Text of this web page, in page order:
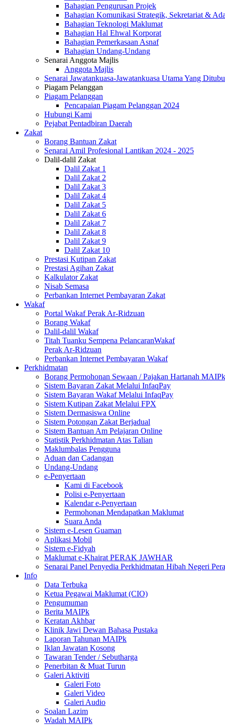
Bahagian Pengurusan Projek
Bahagian Komunikasi Strategik, Sekretariat &
Bahagian Teknologi Maklumat
Bahagian Hal Ehwal Korporat
Bahagian Pemerkasaan Asnaf
Bahagian Undang-Undang
Senarai Anggota Majlis
Anggota Majlis
Senarai Jawatankuasa-Jawatankuasa Utama Yang
Piagam Pelanggan
Piagam Pelanggan
Pencapaian Piagam Pelanggan 2024
Hubungi Kami
Pejabat Pentadbiran Daerah
Zakat
Borang Bantuan Zakat
Senarai Amil Profesional Lantikan 2024 - 2025
Dalil-dalil Zakat
Dalil Zakat 1
Dalil Zakat 2
Dalil Zakat 3
Dalil Zakat 4
Dalil Zakat 5
Dalil Zakat 6
Dalil Zakat 7
Dalil Zakat 8
Dalil Zakat 9
Dalil Zakat 10
Prestasi Kutipan Zakat
Prestasi Agihan Zakat
Kalkulator Zakat
Nisab Semasa
Perbankan Internet Pembayaran Zakat
Wakaf
Portal Wakaf Perak Ar-Ridzuan
Borang Wakaf
Dalil-dalil Wakaf
Titah Tuanku Sempena PelancaranWakaf
Perak Ar-Ridzuan
Perbankan Internet Pembayaran Wakaf
Perkhidmatan
Borang Permohonan Sewaan / Pajakan Hartanah MAIPk
Sistem Bayaran Zakat Melalui InfaqPay
Sistem Bayaran Wakaf Melalui InfaqPay
Sistem Kutipan Zakat Melalui FPX
Sistem Dermasiswa Online
Sistem Potongan Zakat Berjadual
Sistem Bantuan Am Pelajaran Online
Statistik Perkhidmatan Atas Talian
Maklumbalas Pengguna
Aduan dan Cadangan
Undang-Undang
e-Penyertaan
Kami di Facebook
Polisi e-Penyertaan
Kalendar e-Penyertaan
Permohonan Mendapatkan Maklumat
Suara Anda
Sistem e-Lesen Guaman
Aplikasi Mobil
Sistem e-Fidyah
Maklumat e-Khairat PERAK JAWHAR
Senarai Panel Penyedia Perkhidmatan Hibah Negeri
Info
Data Terbuka
Ketua Pegawai Maklumat (CIO)
Pengumuman
Berita MAIPk
Keratan Akhbar
Klinik Jawi Dewan Bahasa Pustaka
Laporan Tahunan MAIPk
Iklan Jawatan Kosong
Tawaran Tender / Sebutharga
Penerbitan & Muat Turun
Galeri Aktiviti
Galeri Foto
Galeri Video
Galeri Audio
Soalan Lazim
Wadah MAIPk